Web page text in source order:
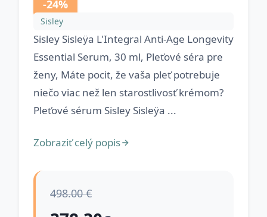
-24%
Sisley
Sisley Sisleÿa L'Integral Anti-Age Longevity
Essential Serum, 30 ml, Pleťové séra pre
ženy, Máte pocit, že vaša pleť potrebuje
niečo viac než len starostlivosť krémom?
Pleťové sérum Sisley Sisleÿa ...
Zobraziť celý popis
498.00 €